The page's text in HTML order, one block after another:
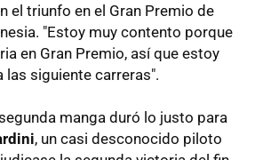
el triunfo en el Gran Premio de
"Estoy muy contento porque
en Gran Premio, así que estoy
las siguiente carreras".
manga duró lo justo para
, un casi desconocido piloto